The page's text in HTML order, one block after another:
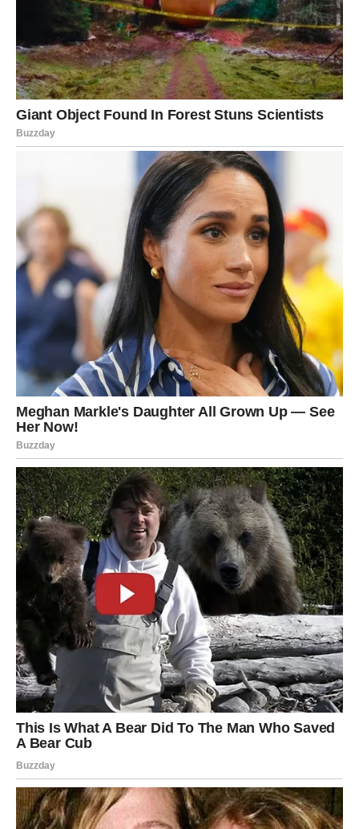
Lovorov list protiv insekata
Osim osvežavanja prostora,lovorov list je poznat i kao
prirodni repelent protiv insekata . Njegova eterična ulja
imaju svojstvo da odbijajumuve, komarce, mrave i druge
štetočine.
Kako koristiti lovorov list za zaštitu od
Postavljanje sušenih listova na kritična mesta–
Stavite sušene listove na mesta gde primećujete
prisustvo insekata, posebno u kuhinji i kupatilu.
Lovor protiv ribaša i drugih štetočina– Ako primetite
ribaše (svehle)u kupatilu, postavite listove lovora na
pod i u uglove prostorije.
Napravite prirodni sprej– U litru vode potopite
nekoliko listova lovora, ostavite da odstoji nekoliko
sati, zatim procedite i sipajte u raspršivač. Ovim
rastvorom možete prskati prostore gde primećujete
insekte.
Lovorov list kao prirodna alternativa
hemijskim osveživačima
U današnje vreme, mnogi komercijalniosveživači zraka
sadrže sintetičke mirise i hemikalije koje mogu izazvati
probleme sa disajnim putevima. Umesto toga, korišćenje
prirodnih alternativa
, poput lovorovog lista, omogućava
zdravo i ekološki prihvatljivo rešenje.
Prednosti korišćenja lovorovog lista umesto
komercijalnih osveživača:
Ne sadrži štetne hemikalijekoje mogu izazvati
alergije i iritacije.
Ekološki je prihvatljiv
Finansijski je isplativ
, jer se može koristiti više puta i
dugo traje.